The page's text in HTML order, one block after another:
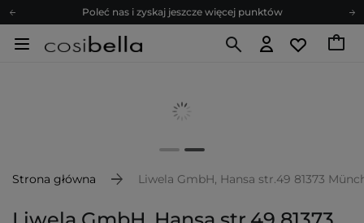
Poleć nas i zyskaj jeszcze więcej punktów
Zapisz się na newsletter pełen porad
Poleć nas i zyskaj jeszcze więcej punktów
Strona główna Liwela GmbH, Hansa str.49 81373